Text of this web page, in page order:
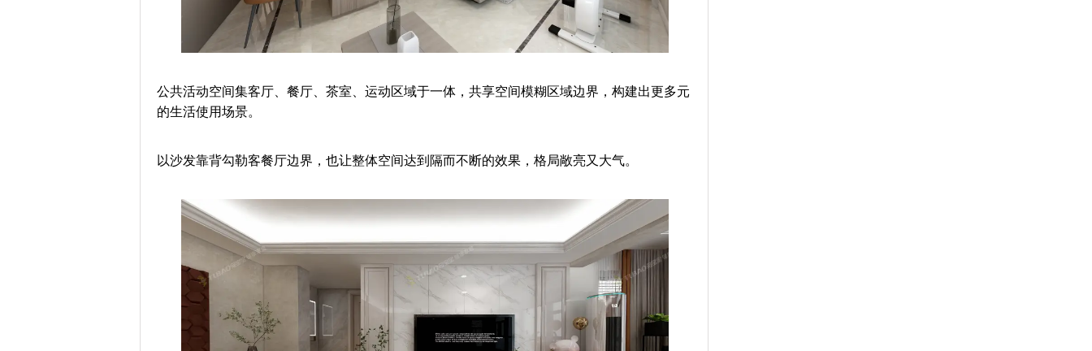
公共活动空间集客厅、餐厅、茶室、运动区域于一体，共享空间模糊区域边界，构建出更多元
的生活使用场景。
以沙发靠背勾勒客餐厅边界，也让整体空间达到隔而不断的效果，格局敞亮又大气。